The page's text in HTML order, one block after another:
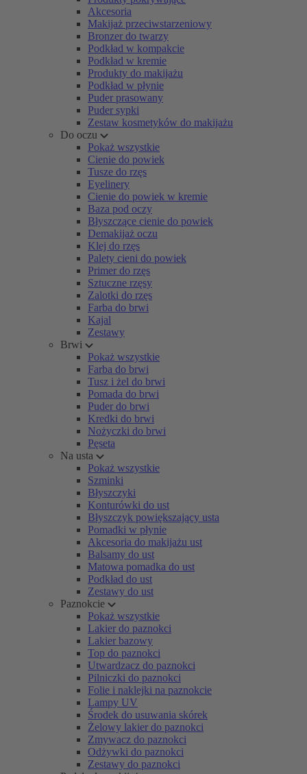
Akcesoria
Makijaż przeciwstarzeniowy
Bronzer do twarzy
Podkład w kompakcie
Podkład w kremie
Produkty do makijażu
Podkład w płynie
Puder prasowany
Puder sypki
Zestaw kosmetyków do makijażu
Do oczu
Pokaż wszystkie
Cienie do powiek
Tusze do rzęs
Eyelinery
Cienie do powiek w kremie
Baza pod oczy
Błyszczące cienie do powiek
Demakijaż oczu
Klej do rzęs
Palety cieni do powiek
Primer do rzęs
Sztuczne rzęsy
Zalotki do rzęs
Farba do brwi
Kajal
Zestawy
Brwi
Pokaż wszystkie
Farba do brwi
Tusz i żel do brwi
Pomada do brwi
Puder do brwi
Kredki do brwi
Nożyczki do brwi
Pęseta
Na usta
Pokaż wszystkie
Szminki
Błyszczyki
Konturówki do ust
Błyszczyk powiększający usta
Pomadki w płynie
Akcesoria do makijażu ust
Balsamy do ust
Matowa pomadka do ust
Podkład do ust
Zestawy do ust
Paznokcie
Pokaż wszystkie
Lakier do paznokci
Lakier bazowy
Top do paznokci
Utwardzacz do paznokci
Pilniczki do paznokci
Folie i naklejki na paznokcie
Lampy UV
Środek do usuwania skórek
Żelowy lakier do paznokci
Zmywacz do paznokci
Odżywki do paznokci
Zestawy do paznokci